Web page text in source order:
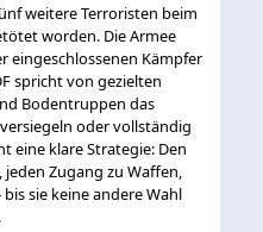
weitere Terroristen beim
worden. Die Armee
eingeschlossenen Kämpfer
spricht von gezielten
Bodentruppen das
oder vollständig
eine klare Strategie: Den
Zugang zu Waffen,
sie keine andere Wahl